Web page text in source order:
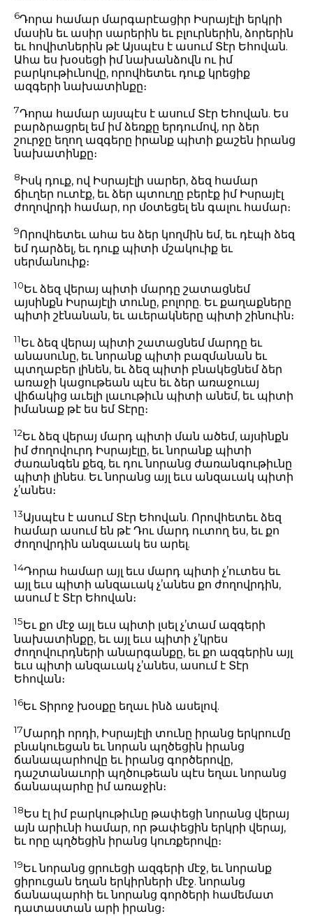
6Դորա համար մարգարէացիր Իսրայէլի երկրի
մասին եւ ասիր սարերին եւ բլուրներին, ձորերին
եւ հովիտներին թէ Այսպէս է ասում Տէր Եհովան.
Ահա ես խօսեցի իմ նախանձովն ու իմ
բարկութիւնովը, որովհետեւ դուք կրեցիք
ազգերի նախատինքը։
7Դորա համար այսպէս է ասում Տէր Եհովան. Ես
բարձրացրել եմ իմ ձեռքը երդումով, որ ձեր
շուրջը եղող ազգերը իրանք պիտի քաշեն իրանց
նախատինքը։
8Իսկ դուք, ով Իսրայէլի սարեր, ձեզ համար
ճիւղեր ուտէք, եւ ձեր պտուղը բերէք իմ Իսրայէլ
ժողովրդի համար, որ մօտեցել են գալու համար։
9Որովհետեւ ահա ես ձեր կողմին եմ, եւ դէպի ձեզ
եմ դարձել, եւ դուք պիտի մշակուիք եւ
սերմանուիք։
10Եւ ձեզ վերայ պիտի մարդը շատացնեմ
այսինքն Իսրայէլի տունը, բոլորը. Եւ քաղաքները
պիտի շէնանան, եւ աւերակները պիտի շինուին։
11Եւ ձեզ վերայ պիտի շատացնեմ մարդը եւ
անասունը, եւ նորանք պիտի բազմանան եւ
պտղաբեր լինեն, եւ ձեզ պիտի բնակեցնեմ ձեր
առաջի կացութեան պէս եւ ձեր առաջուայ
վիճակից աւելի լաւութիւն պիտի անեմ, եւ պիտի
իմանաք թէ ես եմ Տէրը։
12Եւ ձեզ վերայ մարդ պիտի ման ածեմ, այսինքն
իմ ժողովուրդ Իսրայէլը, եւ նորանք պիտի
ժառանգեն քեզ, եւ դու նորանց ժառանգութիւնը
պիտի լինես. Եւ նորանց այլ եւս անզաւակ պիտի
չ’անես։
13Այսպէս է ասում Տէր Եհովան. Որովհետեւ ձեզ
համար ասում են թէ Դու մարդ ուտող ես, եւ քո
ժողովրդին անզաւակ ես արել.
14Դորա համար այլ եւս մարդ պիտի չ’ուտես եւ
այլ եւս պիտի անզաւակ չ’անես քո ժողովրդին,
ասում է Տէր Եհովան։
15Եւ քո մէջ այլ եւս պիտի լսել չ’տամ ազգերի
նախատինքը, եւ այլ եւս պիտի չ’կրես
ժողովուրդների անարգանքը, եւ քո ազգերին այլ
եւս պիտի անզաւակ չ’անես, ասում է Տէր
Եհովան։
16Եւ Տիրոջ խօսքը եղաւ ինձ ասելով.
17Մարդի որդի, Իսրայէլի տունը իրանց երկրումը
բնակուեցան եւ նորան պղծեցին իրանց
ճանապարհովը եւ իրանց գործերովը,
դաշտանաւորի պղծութեան պէս եղաւ նորանց
ճանապարհը իմ առաջին։
18Ես էլ իմ բարկութիւնը թափեցի նորանց վերայ
այն արիւնի համար, որ թափեցին երկրի վերայ,
եւ որը պղծեցին իրանց կուռքերովը։
19Եւ նորանց ցրուեցի ազգերի մէջ, եւ նորանք
ցիրուցան եղան երկիրների մէջ. նորանց
ճանապարհի եւ նորանց գործերի համեմատ
դատաստան արի իրանց։